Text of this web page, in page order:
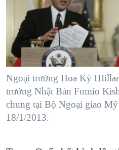
"Tìm"NGƯỜI VIỆT HẢI NGOẠI
ĐỜI SỐNG
KINH TẾ
KHOA HỌC
SỨC KHOẺ
VĂN HOÁ
THỂ THAO
HÀNH TRÌNH BẦU CỬ 2024
MỘT NĂM CHIẾN TRANH
GIẢI MÃ VÀNH ĐAI & CON
NGÀY TỊ NẠN THẾ GIỚI
TRỊNH VĨNH BÌNH - NGƯỜI
GROUND ZERO – XƯA VÀ NAY
CÁC GIÁ TRỊ CỘNG HÒA Ở
VIDEO
NGHE
MẠNG XÃ HỘI
Ngôn ngữ khác
Ngoại trưởng Hoa Kỳ
trưởng Nhật Bản Fumio
chung tại Bộ Ngoại giao
18/1/2013.